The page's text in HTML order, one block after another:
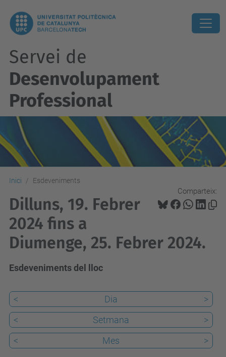
Servei de
Desenvolupament
Professional
Inici Esdeveniments
Comparteix:
Dilluns, 19. Febrer
2024 fins a
Diumenge, 25. Febrer 2024.
Esdeveniments del lloc
< Dia
>
<
Setmana
>
<
Mes >